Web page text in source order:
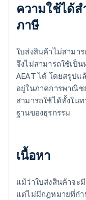
ความใช้ได้
ภาษี
ใบส่งสินค้าไม่สามา
จึงไม่สามารถใช้เป็
AEAT ได้ โดยสรุปแ
อยู่ในภาคการพาณิช
สามารถใช้ได้ทั้งใน
ฐานของธุรกรรม
เนื้อหา
แม้ว่าใบส่งสินค้าจะ
แต่ไม่มีกฎหมายที่กำ